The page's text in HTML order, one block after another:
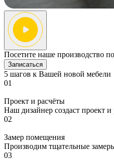
Посетите наше производство
Записаться
5 шагов к Вашей новой мебели
01
Проект и расчёты
Наш дизайнер создаст проект и
02
Замер помещения
Производим тщательные
03